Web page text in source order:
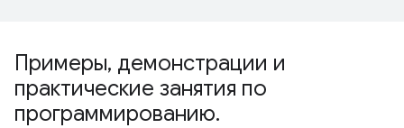
Примеры, демонстрации и
практические занятия по
программированию.